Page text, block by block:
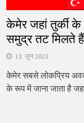
केमेर जहां तुर्की के
समुद्र तट मिलते हैं
13. जून 2023
केमेर सबसे लोकप्रिय
के रूप में जाना जाता है